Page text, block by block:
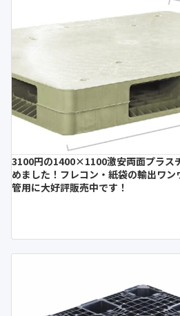
3100円の1400×1100激安両面プラス
めました！フレコン・紙袋の輸出ワ
管用に大好評販売中です！